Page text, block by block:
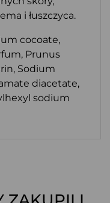
i łuszczyca.
cocoate,
Prunus
Sodium
diacetate,
sodium